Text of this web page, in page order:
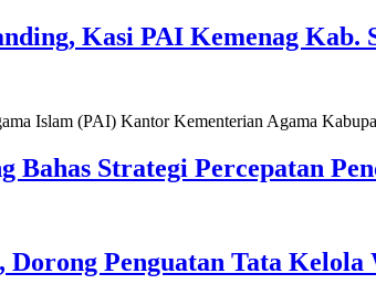
Kasi PAI Kemenag
Islam (PAI) Kantor Kementerian Agama
Bahas Strategi Percepatan
Penguatan Tata Kelola